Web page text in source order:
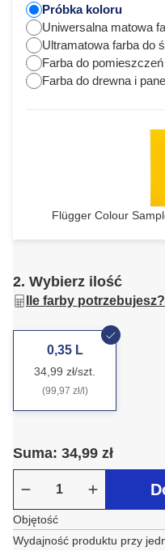
Próbka koloru
Uniwersalna matowa
Ultramatowa farba do
Farba do
Farba do drewna i
Flügger Colour
2. Wybierz ilość
Ile farby potrzebujesz?
0,35 L
34,99 zł/szt.
(99,97 zł/l)
Suma: 34,99 zł
Objętość
Wydajność produktu przy